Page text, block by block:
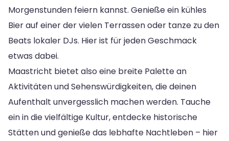
Morgenstunden feiern kannst. Genieße ein kühles
Bier auf einer der vielen Terrassen oder tanze zu den
Beats lokaler DJs. Hier ist für jeden Geschmack
etwas dabei.
Maastricht bietet also eine breite Palette an
Aktivitäten und Sehenswürdigkeiten, die deinen
Aufenthalt unvergesslich machen werden. Tauche
ein in die vielfältige Kultur, entdecke historische
Stätten und genieße das lebhafte Nachtleben – hier